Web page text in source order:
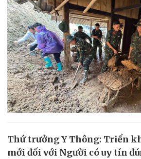
Thứ trưởng Y Thông: Triển
mới đối với Người có uy tín